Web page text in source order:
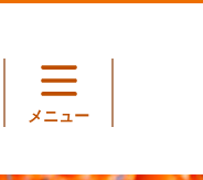
メニュー